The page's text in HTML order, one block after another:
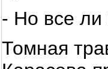
- Но все ли
Томная